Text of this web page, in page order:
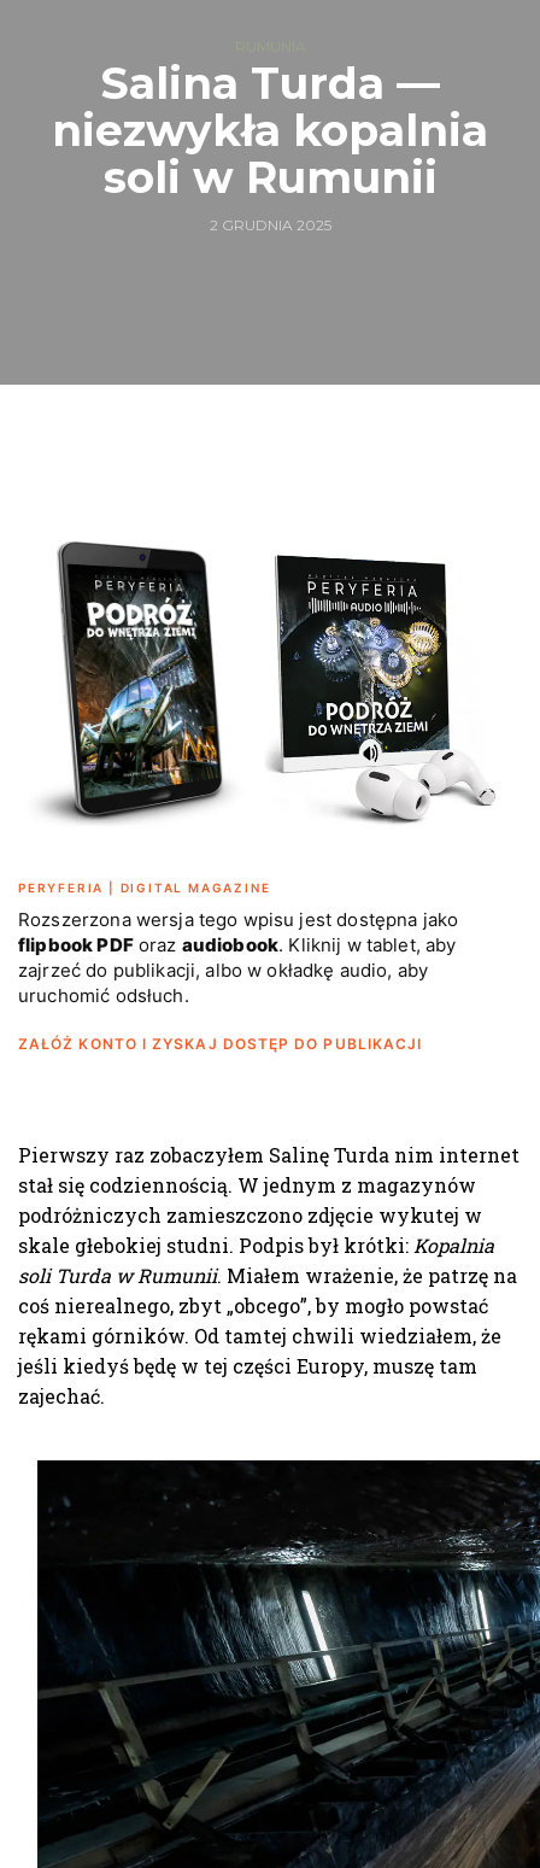
Salina Turda —
niezwykła kopalnia
soli w Rumunii
2 GRUDNIA 2025
PERYFERIA | DIGITAL MAGAZINE
Rozszerzona wersja tego wpisu jest dostępna jako
flipbook PDForaz audiobook. Kliknij w tablet, aby
zajrzeć do publikacji, albo w okładkę audio, aby
uruchomić odsłuch.
ZAŁÓŻ KONTO I ZYSKAJ DOSTĘP DO PUBLIKACJI
Pierwszy raz zobaczyłem Salinę Turda nim internet
stał się codziennością. W jednym z magazynów
podróżniczych zamieszczono zdjęcie wykutej w
skale głebokiej studni. Podpis był krótki: Kopalnia
soli Turda w Rumunii. Miałem wrażenie, że patrzę na
coś nierealnego, zbyt „obcego”, by mogło powstać
rękami górników. Od tamtej chwili wiedziałem, że
jeśli kiedyś będę w tej części Europy, muszę tam
zajechać.